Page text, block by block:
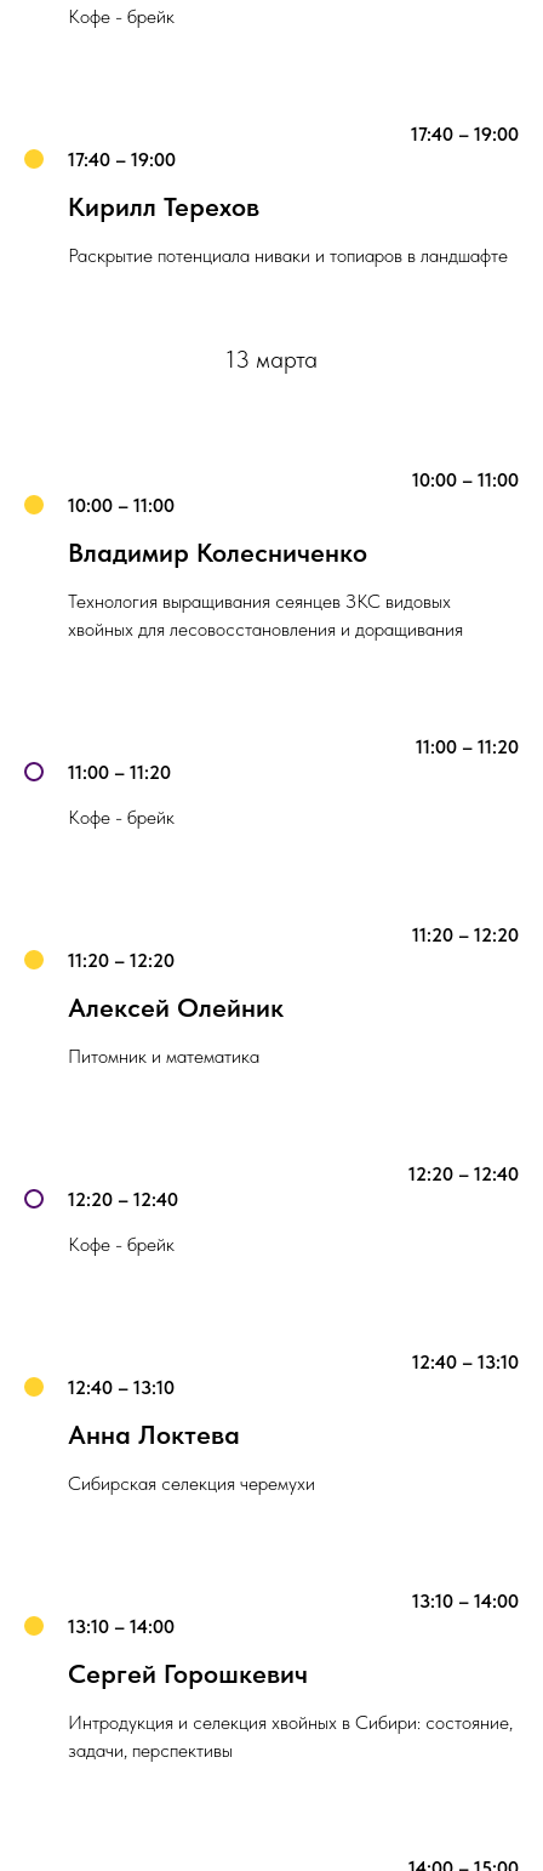
Кофе - брейк
17:40 – 19:00
17:40 – 19:00
Кирилл Терехов
Раскрытие потенциала ниваки и топиаров в ландшафте
13 марта
10:00 – 11:00
10:00 – 11:00
Владимир Колесниченко
Технология выращивания сеянцев ЗКС видовых
хвойных для лесовосстановления и доращивания
11:00 – 11:20
11:00 – 11:20
Кофе - брейк
11:20 – 12:20
11:20 – 12:20
Алексей Олейник
Питомник и математика
12:20 – 12:40
12:20 – 12:40
Кофе - брейк
12:40 – 13:10
12:40 – 13:10
Анна Локтева
Сибирская селекция черемухи
13:10 – 14:00
13:10 – 14:00
Сергей Горошкевич
Интродукция и селекция хвойных в Сибири: состояние,
задачи, перспективы